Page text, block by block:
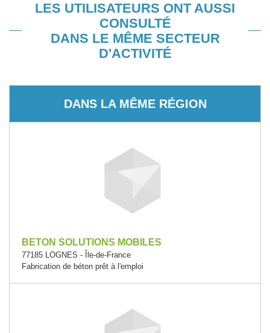
LES UTILISATEURS ONT AUSSI
CONSULTÉ
DANS LE MÊME SECTEUR
D'ACTIVITÉ
DANS LA MÊME RÉGION
BETON SOLUTIONS MOBILES
77185 LOGNES - Île-de-France
Fabrication de béton prêt à l'emploi